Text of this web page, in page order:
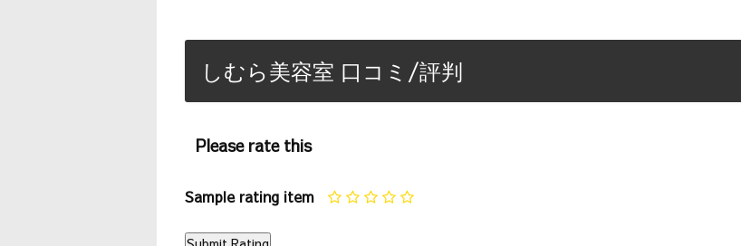
しむら美容室 口コミ/評判
Please rate this
Sample rating item